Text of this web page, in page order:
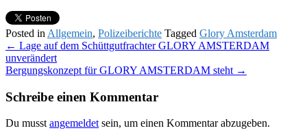
Posted in Allgemein, Polizeiberichte Tagged Glory Amsterdam
Post
navigation
← Lage auf dem Schüttgutfrachter GLORY AMSTERDAM
unverändert
Bergungskonzept für GLORY AMSTERDAM steht →
Schreibe einen Kommentar
Du musst angemeldet sein, um einen Kommentar abzugeben.